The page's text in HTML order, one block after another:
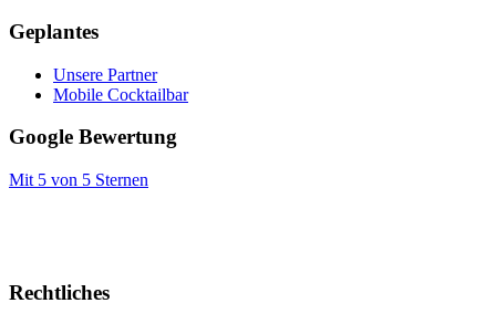
Geplantes
Unsere Partner
Mobile Cocktailbar
Google Bewertung
Mit 5 von 5 Sternen
Rechtliches